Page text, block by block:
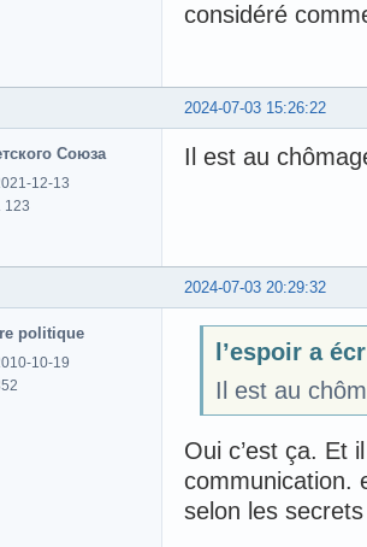
considéré
2024-07-03 15:26:22
Союза
12-13
123
Il est au
2024-07-03 20:29:32
politique
10-19
l’espoir a
Il est au
Oui c’est ça. Et
communication.
selon les secrets